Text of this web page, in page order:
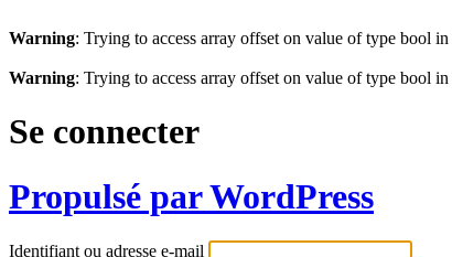
Warning: Trying to access array offset on value of type bool in
Warning: Trying to access array offset on value of type bool in
Se connecter
Propulsé par WordPress
Identifiant ou adresse e-mail